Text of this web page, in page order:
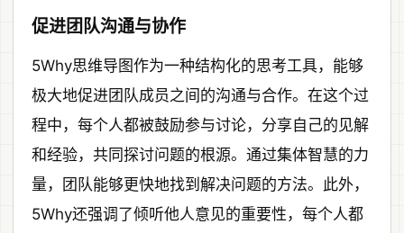
促进团队沟通与协作
5Why思维导图作为一种结构化的思考工具，能够
极大地促进团队成员之间的沟通与合作。在这个过
程中，每个人都被鼓励参与讨论，分享自己的见解
和经验，共同探讨问题的根源。通过集体智慧的力
量，团队能够更快地找到解决问题的方法。此外，
5Why还强调了倾听他人意见的重要性，每个人都